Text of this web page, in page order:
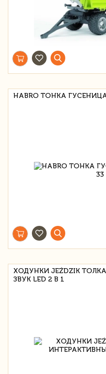
HABRO ТОНКА
ХОДУНКИ JEŹDZIK
ЗВУК LED 2 В 1